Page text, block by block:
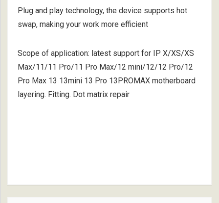
Plug and play technology, the device supports hot
swap, making your work more efficient
Scope of application: latest support for IP X/XS/XS
Max/11/11 Pro/11 Pro Max/12 mini/12/12 Pro/12
Pro Max 13 13mini 13 Pro 13PROMAX motherboard
layering. Fitting. Dot matrix repair